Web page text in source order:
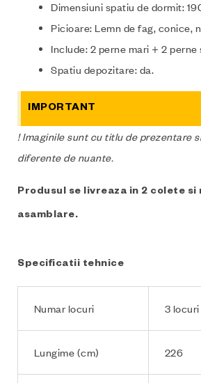
Dimensiuni spatiu de dormit:
Picioare: Lemn de fag, conice,
Include: 2 perne mari + 2 perne
Spatiu depozitare: da.
IMPORTANT
! Imaginile sunt cu titlu de prezentare
diferente de nuante.
Produsul se livreaza in 2 colete si
asamblare.
Specificatii tehnice
Numar locuri 3 locuri
Lungime (cm) 226